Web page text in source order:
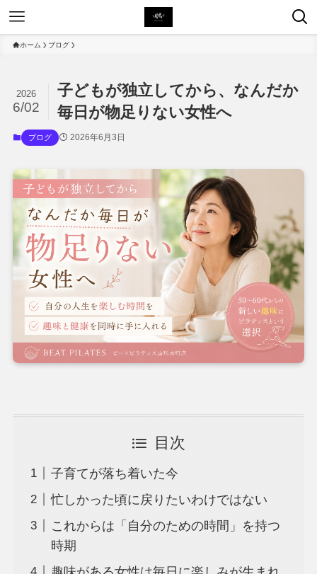
ホーム ブログ
子どもが独立してから、なんだか
毎日が物足りない女性へ
2026
6/02
ブログ 2026年6月3日
目次
子育てが落ち着いた今
忙しかった頃に戻りたいわけではない
これからは「自分のための時間」を持つ
時期